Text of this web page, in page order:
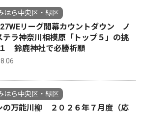
はら中央区・緑区
リーグ開幕カウントダウン ノ
テラ神奈川相模原「トップ５」の挑
鈴鹿神社で必勝祈願
はら中央区・緑区
の万能川柳 ２０２６年７月度（応